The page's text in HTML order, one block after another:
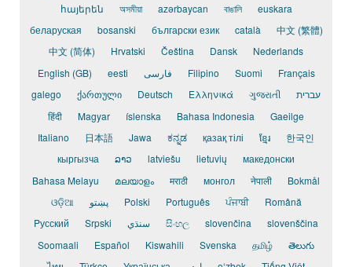
հայերեն
অসমীয়া azərbaycan বাঙালি
euskara
беларуская
bosanski български език català
中文 (繁體)
中文 (简体)
Hrvatski Čeština Dansk
Nederlands
English (GB)
eesti فارسی Filipino Suomi
Français
galego
ქართული Deutsch Ελληνικά ગુજરાતી
עברית
हिंदी
Magyar íslenska Bahasa Indonesia
Gaeilge
Italiano
日本語 Jawa ಕನ್ನಡ қазақ тілі ខ្មែរ
한국인
кыргызча
ລາວ latviešu lietuvių
македонски
Bahasa Melayu
മലയാളം मराठी монгол नेपाली
Bokmål
ଓଡ଼ିଆ
پښتو Polski Português ਪੰਜਾਬੀ
Română
Pусский
Srpski سنڌي සිංහල slovenčina
slovenščina
Soomaali
Español Kiswahili Svenska தமிழ்
తెలుగు